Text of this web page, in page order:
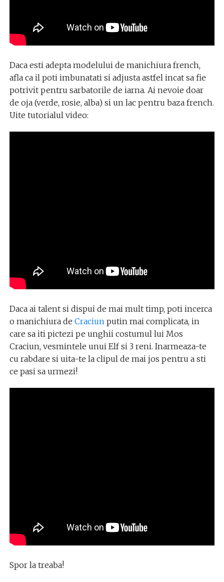
Daca esti adepta modelului de manichiura french,
afla ca il poti imbunatati si adjusta astfel incat sa fie
potrivit pentru sarbatorile de iarna. Ai nevoie doar
de oja (verde, rosie, alba) si un lac pentru baza french.
Uite tutorialul video:
Daca ai talent si dispui de mai mult timp, poti incerca
o manichiura de Craciunputin mai complicata, in
care sa iti pictezi pe unghii costumul lui Mos
Craciun, vesmintele unui Elf si 3 reni. Inarmeaza-te
cu rabdare si uita-te la clipul de mai jos pentru a sti
ce pasi sa urmezi!
Spor la treaba!